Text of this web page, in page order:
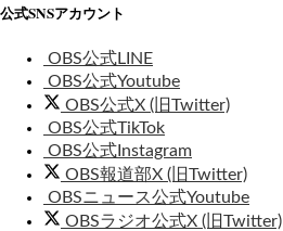
公式SNSアカウント
OBS公式LINE
OBS公式Youtube
OBS公式X (旧Twitter)
OBS公式TikTok
OBS公式Instagram
OBS報道部X (旧Twitter)
OBSニュース公式Youtube
OBSラジオ公式X (旧Twitter)